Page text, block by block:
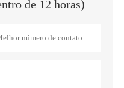
de 12 horas)